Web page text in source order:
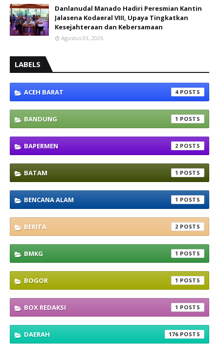
Danlanudal Manado Hadiri Peresmian Kantin
Jalasena Kodaeral VIII, Upaya Tingkatkan
Kesejahteraan dan Kebersamaan
Agustus 03, 2026
LABELS
ACEH BARAT 4
BANDUNG 1
BAPERMEN 2
BATAM 1
BENCANA ALAM 1
BERITA 2
BMKG 1
BOGOR 1
BOX REDAKSI 1
DAERAH 176